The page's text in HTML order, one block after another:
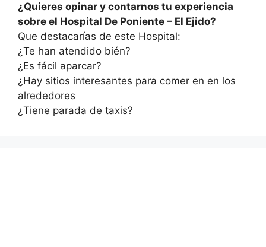
¿Quieres opinar y contarnos tu experiencia
sobre el Hospital De Poniente – El Ejido?
Que destacarías de este Hospital:
¿Te han atendido bién?
¿Es fácil aparcar?
¿Hay sitios interesantes para comer en en los
alrededores
¿Tiene parada de taxis?